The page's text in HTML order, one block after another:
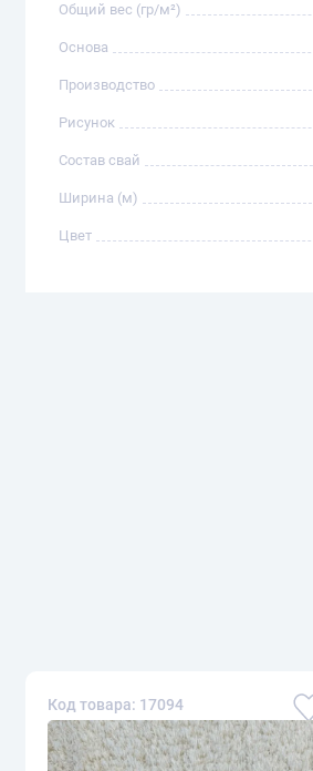
Общий вес (гр/м²)
Основа
Производство
Рисунок
Состав свай
Ширина (м)
Цвет
Код товара: 17094